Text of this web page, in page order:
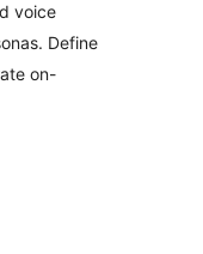
voice
Define
on-